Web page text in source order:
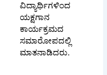
ವಿದ್ಯಾರ್ಥಿಗಳಿಂದ
ಯಕ್ಷಗಾನ
ಕಾರ್ಯಕ್ರಮದ
ಸಮಾರೋಪದಲ್ಲಿ
ಮಾತನಾಡಿದರು.